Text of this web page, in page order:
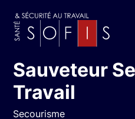
Sauveteur
Travail
Secourisme